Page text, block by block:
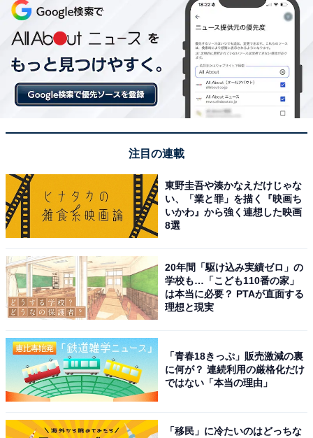
こちらもおすすめ
豊本線「南行橋」を抑えた1位は？
1 2
注目の連載
東野圭吾や湊かなえだけじゃな
い、「業と罪」を描く『映画ち
いかわ』から強く連想した映画
8選
20年間「駆け込み実績ゼロ」の
学校も…「こども110番の家」
は本当に必要？ PTAが直面する
理想と現実
「青春18きっぷ」販売激減の裏
に何が？ 連続利用の厳格化だけ
ではない「本当の理由」
「移民」に冷たいのはどっちな